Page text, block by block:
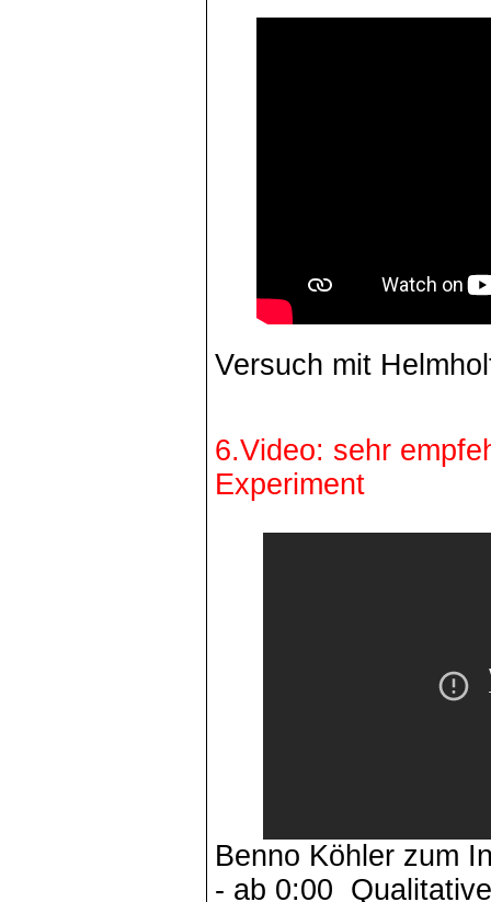
Versuch mit
6.Video: sehr
Experiment
Benno Köhler zum
- ab 0:00